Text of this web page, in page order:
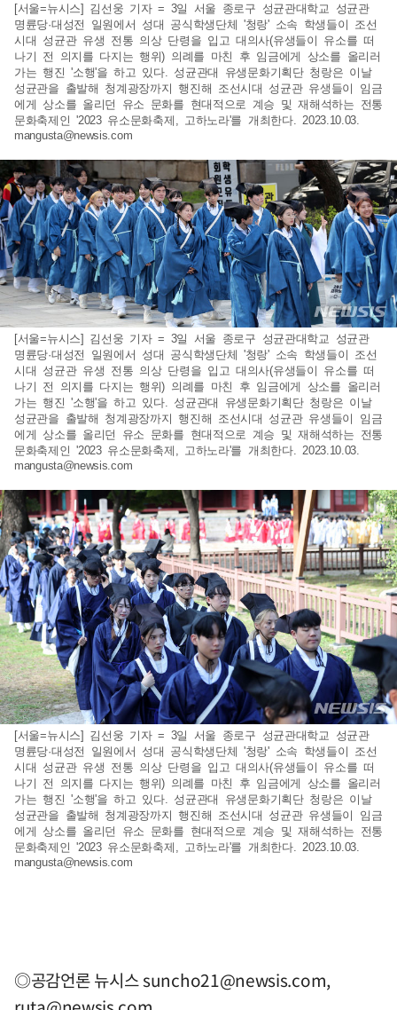
[서울=뉴시스] 김선웅 기자 = 3일 서울 종로구 성균관대학교 성균관
명륜당·대성전 일원에서 성대 공식학생단체 '청랑' 소속 학생들이 조선
시대 성균관 유생 전통 의상 단령을 입고 대의사(유생들이 유소를 떠
나기 전 의지를 다지는 행위) 의례를 마친 후 임금에게 상소를 올리러
가는 행진 '소행'을 하고 있다. 성균관대 유생문화기획단 청랑은 이날
성균관을 출발해 청계광장까지 행진해 조선시대 성균관 유생들이 임금
에게 상소를 올리던 유소 문화를 현대적으로 계승 및 재해석하는 전통
문화축제인 '2023 유소문화축제, 고하노라'를 개최한다. 2023.10.03.
mangusta@newsis.com
[서울=뉴시스] 김선웅 기자 = 3일 서울 종로구 성균관대학교 성균관
명륜당·대성전 일원에서 성대 공식학생단체 '청랑' 소속 학생들이 조선
시대 성균관 유생 전통 의상 단령을 입고 대의사(유생들이 유소를 떠
나기 전 의지를 다지는 행위) 의례를 마친 후 임금에게 상소를 올리러
가는 행진 '소행'을 하고 있다. 성균관대 유생문화기획단 청랑은 이날
성균관을 출발해 청계광장까지 행진해 조선시대 성균관 유생들이 임금
에게 상소를 올리던 유소 문화를 현대적으로 계승 및 재해석하는 전통
문화축제인 '2023 유소문화축제, 고하노라'를 개최한다. 2023.10.03.
mangusta@newsis.com
[서울=뉴시스] 김선웅 기자 = 3일 서울 종로구 성균관대학교 성균관
명륜당·대성전 일원에서 성대 공식학생단체 '청랑' 소속 학생들이 조선
시대 성균관 유생 전통 의상 단령을 입고 대의사(유생들이 유소를 떠
나기 전 의지를 다지는 행위) 의례를 마친 후 임금에게 상소를 올리러
가는 행진 '소행'을 하고 있다. 성균관대 유생문화기획단 청랑은 이날
성균관을 출발해 청계광장까지 행진해 조선시대 성균관 유생들이 임금
에게 상소를 올리던 유소 문화를 현대적으로 계승 및 재해석하는 전통
문화축제인 '2023 유소문화축제, 고하노라'를 개최한다. 2023.10.03.
mangusta@newsis.com
◎공감언론 뉴시스suncho21@newsis.com,